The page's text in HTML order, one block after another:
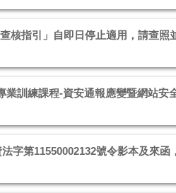
核指引」自即日停止適用，請查照
訓練課程-資安通報應變暨網站安
字第11550002132號令影本及來函